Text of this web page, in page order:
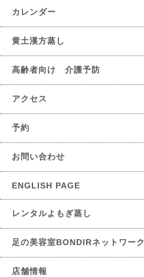
カレンダー
黄土漢方蒸し
高齢者向け 介護予防
アクセス
予約
お問い合わせ
ENGLISH PAGE
レンタルよもぎ蒸し
足の美容室BONDIRネットワーク
店舗情報